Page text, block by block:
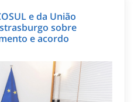
e da União
sobre
e acordo